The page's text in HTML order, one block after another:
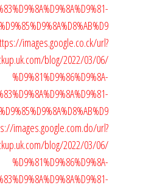
images.google.co.ck/url?
blog/2022/03/06/
%D9%81%D9%86%D9%8A-
images.google.com.do/url?
blog/2022/03/06/
%D9%81%D9%86%D9%8A-